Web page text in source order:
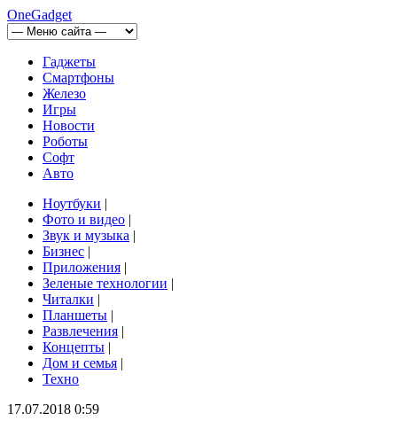
OneGadget
Гаджеты
Смартфоны
Железо
Игры
Новости
Роботы
Софт
Авто
Ноутбуки |
Фото и видео |
Звук и музыка |
Бизнес |
Приложения |
Зеленые технологии |
Читалки |
Планшеты |
Развлечения |
Концепты |
Дом и семья |
Техно
17.07.2018 0:59